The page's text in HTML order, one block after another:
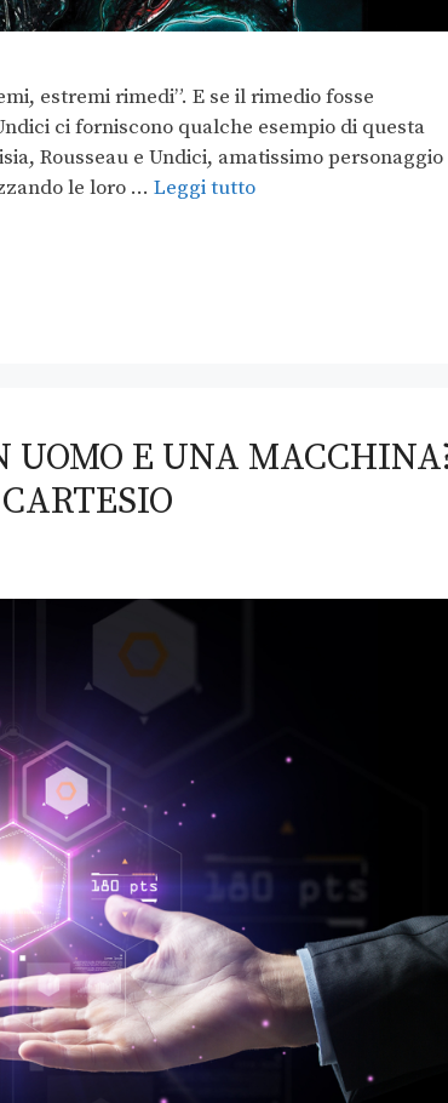
estremi rimedi”. E se il rimedio fosse
ci forniscono qualche esempio di questa
Rousseau e Undici, amatissimo personaggio
le loro … Leggi tutto
UOMO E UNA